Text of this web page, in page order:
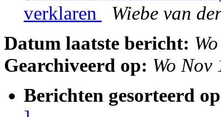
verklaren
Wiebe van
Datum laatste bericht:
Gearchiveerd op: Wo
Berichten gesorteerd